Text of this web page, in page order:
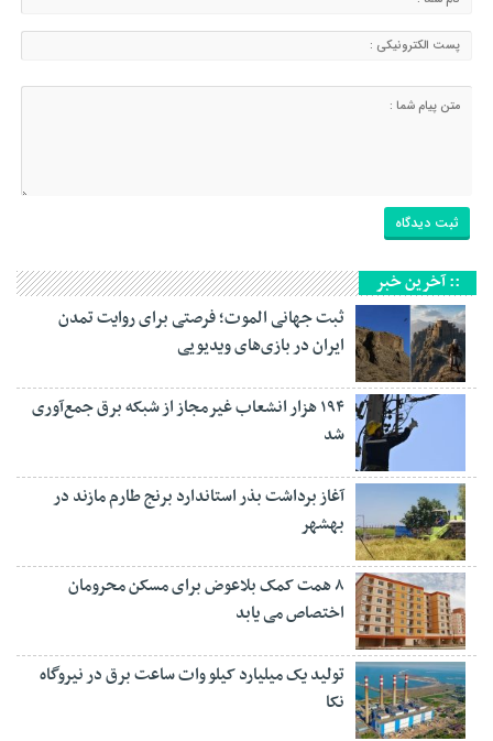
:: آخرین خبر
ثبت جهانی الموت؛ فرصتی برای روایت تمدن
ایران در بازی‌های ویدیویی
۱۹۴ هزار انشعاب غیرمجاز از شبکه برق جمع‌آوری
شد
آغاز برداشت بذر استاندارد برنج طارم مازند در
بهشهر
۸ همت کمک بلاعوض برای مسکن محرومان
اختصاص می یابد
تولید یک میلیارد کیلو وات ساعت برق در نیروگاه
نکا